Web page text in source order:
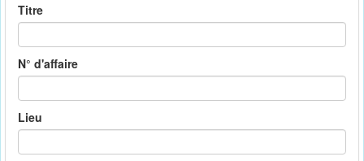
Titre
N° d'affaire
Lieu